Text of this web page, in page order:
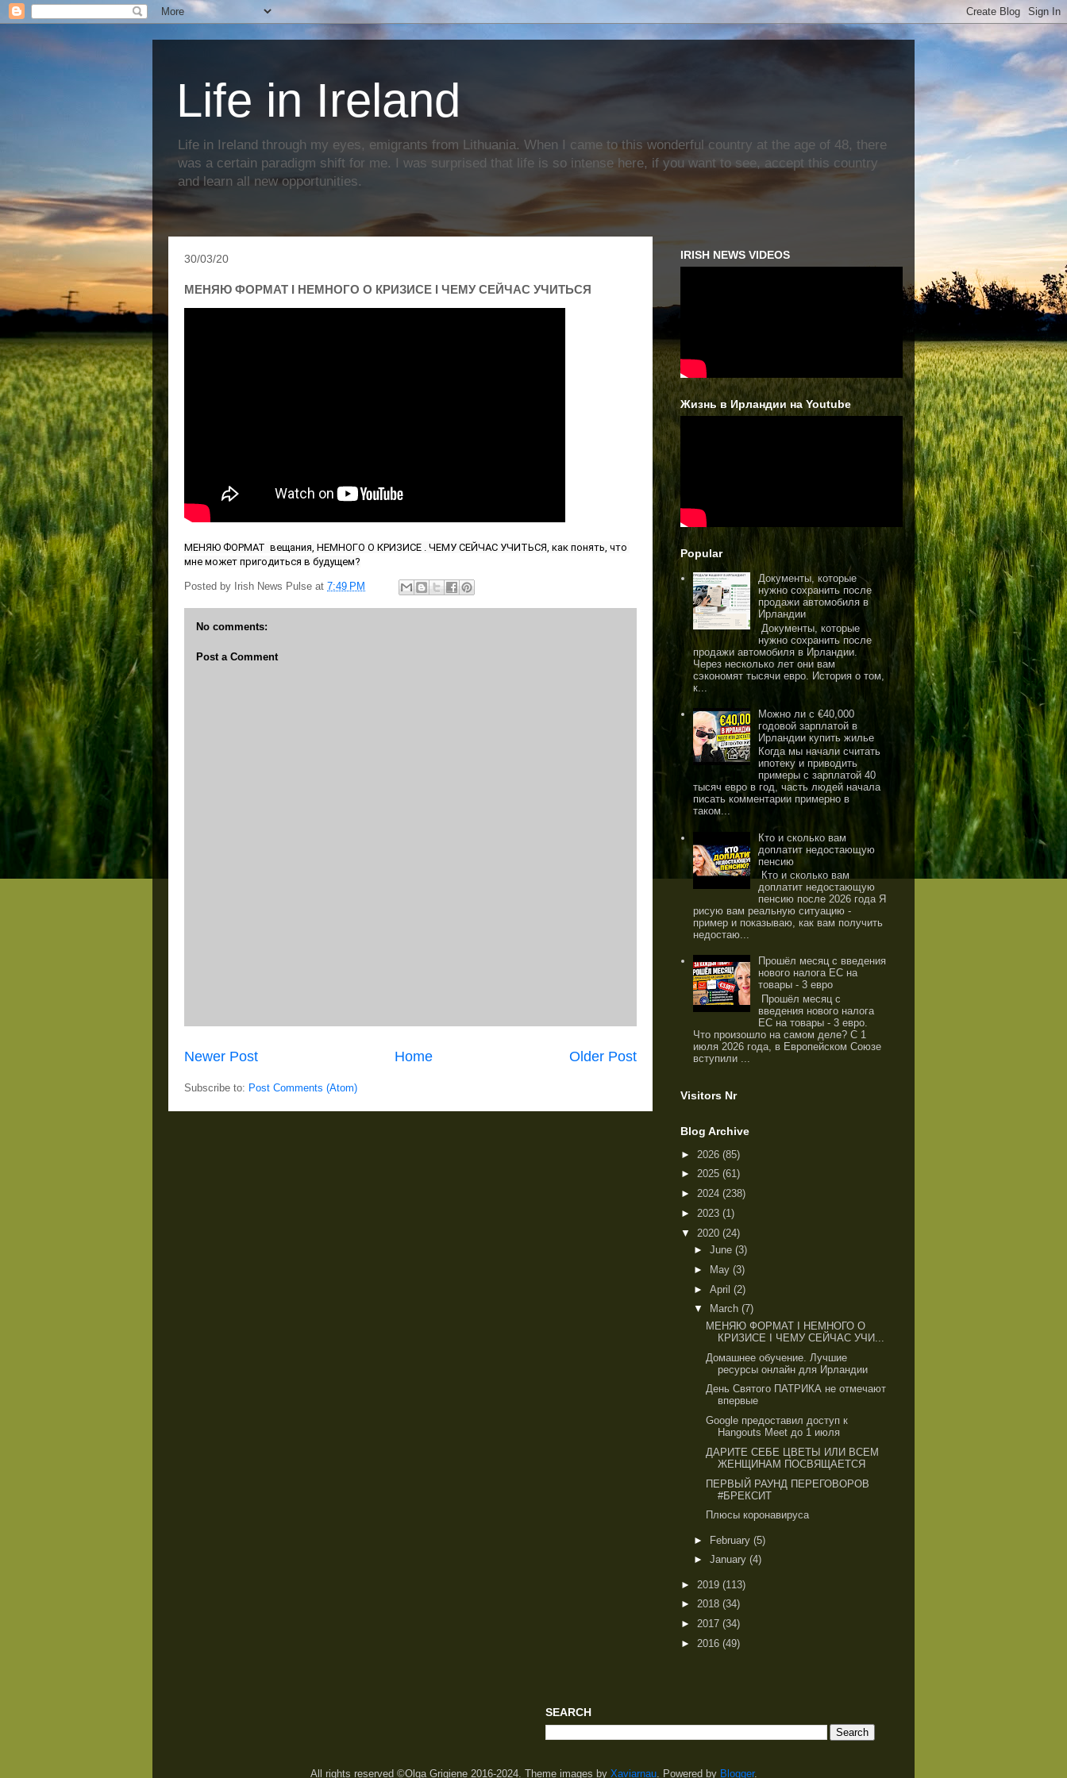
Life in Ireland
Life in Ireland through my eyes, emigrants from Lithuania. When I came to this wonderful country at the age of 48, there
was a certain paradigm shift for me. I was surprised that life is so intense here, if you want to see, accept this country
and learn all new opportunities.
30/03/20
МЕНЯЮ ФОРМАТ I НЕМНОГО О КРИЗИСЕ I ЧЕМУ СЕЙЧАС УЧИТЬСЯ
МЕНЯЮ ФОРМАТ  вещания, НЕМНОГО О КРИЗИСЕ . ЧЕМУ СЕЙЧАС УЧИТЬСЯ, как понять, что
мне может пригодиться в будущем?
Posted by Irish News Pulse at 7:49 PM
No comments:
Post a Comment
Newer Post Older Post
Home
Subscribe to: Post Comments (Atom)
IRISH NEWS VIDEOS
Жизнь в Ирландии на Youtube
Popular
Документы, которые
нужно сохранить после
продажи автомобиля в
Ирландии
Документы, которые
нужно сохранить после
продажи автомобиля в Ирландии.
Через несколько лет они вам
сэкономят тысячи евро. История о том,
к...
Можно ли с €40,000
годовой зарплатой в
Ирландии купить жилье
Когда мы начали считать
ипотеку и приводить
примеры с зарплатой 40
тысяч евро в год, часть людей начала
писать комментарии примерно в
таком...
Кто и сколько вам
доплатит недостающую
пенсию
Кто и сколько вам
доплатит недостающую
пенсию после 2026 года Я
рисую вам реальную ситуацию -
пример и показываю, как вам получить
недостаю...
Прошёл месяц с введения
нового налога ЕС на
товары - 3 евро
Прошёл месяц с
введения нового налога
ЕС на товары - 3 евро.
Что произошло на самом деле? С 1
июля 2026 года, в Европейском Союзе
вступили ...
Visitors Nr
Blog Archive
► 2026 (85)
► 2025 (61)
► 2024 (238)
► 2023 (1)
▼ 2020 (24)
► June (3)
►
May (3)
► April (2)
▼
March (7)
МЕНЯЮ ФОРМАТ I НЕМНОГО О
КРИЗИСЕ I ЧЕМУ СЕЙЧАС УЧИ...
Домашнее обучение. Лучшие
ресурсы онлайн для Ирландии
День Святого ПАТРИКА не отмечают
впервые
Google предоставил доступ к
Hangouts Meet до 1 июля
ДАРИТЕ СЕБЕ ЦВЕТЫ ИЛИ ВСЕМ
ЖЕНЩИНАМ ПОСВЯЩАЕТСЯ
ПЕРВЫЙ РАУНД ПЕРЕГОВОРОВ
#БРЕКСИТ
Плюсы коронавируса
► February (5)
► January (4)
► 2019 (113)
► 2018 (34)
► 2017 (34)
► 2016 (49)
SEARCH
All rights reserved ©Olga Grigiene 2016-2024. Theme images by Xaviarnau. Powered by Blogger.